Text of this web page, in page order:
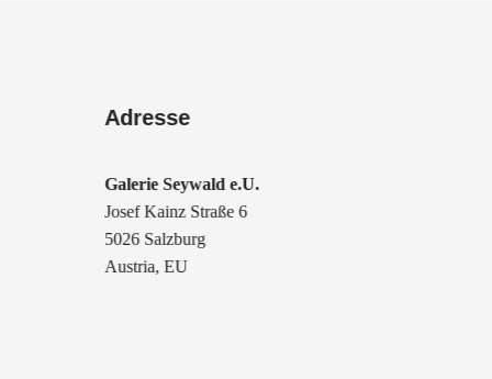
Adresse
Galerie Seywald e.U.
Josef Kainz Straße 6
5026 Salzburg
Austria, EU